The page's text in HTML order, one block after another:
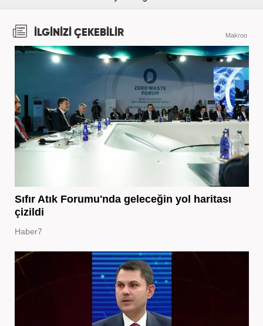
İLGİNİZİ ÇEKEBİLİR Makroo
Sıfır Atık Forumu'nda geleceğin yol haritası
çizildi
Haber7